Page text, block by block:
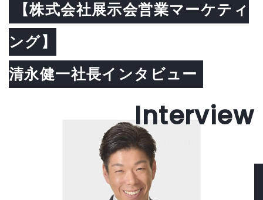
【株式会社展示会営業マーケティ
ング】
清永健一社長インタビュー